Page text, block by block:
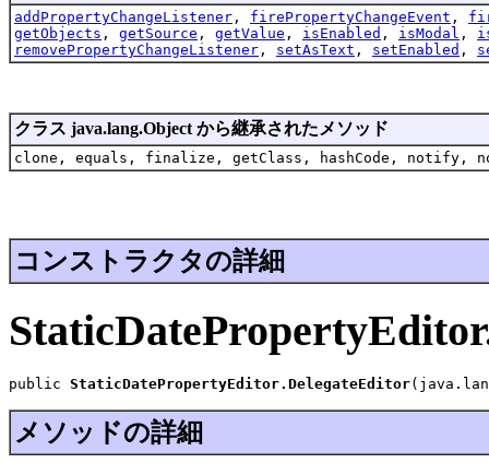
addPropertyChangeListener , firePropertyChangeEvent ,
getObjects , getSource , getValue , isEnabled , isModal ,
removePropertyChangeListener , setAsText , setEnabled ,
クラス java.lang.Object から継承されたメソッド
clone, equals, finalize, getClass, hashCode,
コンストラクタの詳細
public StaticDatePropertyEditor.DelegateEditor
メソッドの詳細